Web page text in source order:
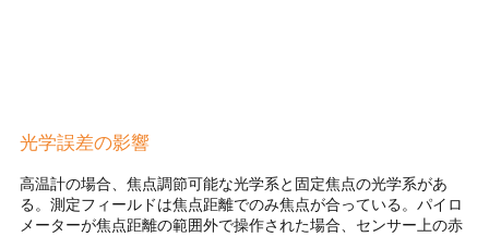
光学誤差の影響
高温計の場合、焦点調節可能な光学系と固定焦点の光学系があ
る。測定フィールドは焦点距離でのみ焦点が合っている。パイロ
メーターが焦点距離の範囲外で操作された場合、センサー上の赤